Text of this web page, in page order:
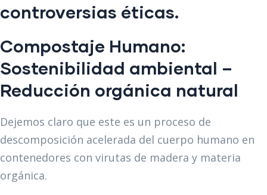
controversias éticas.
Compostaje Humano:
Sostenibilidad ambiental –
Reducción orgánica natural
Dejemos claro que este es un proceso de
descomposición acelerada del cuerpo humano en
contenedores con virutas de madera y materia
orgánica.